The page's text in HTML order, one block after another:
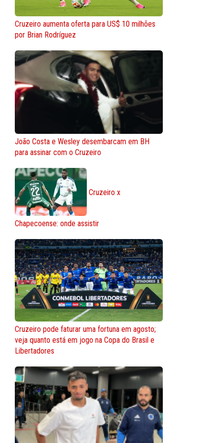
Cruzeiro aumenta oferta para US$ 10 milhões
por Brian Rodríguez
João Costa e Wesley desembarcam em BH
para assinar com o Cruzeiro
Cruzeiro x
Chapecoense: onde assistir
Cruzeiro pode faturar uma fortuna em agosto;
veja quanto está em jogo na Copa do Brasil e
Libertadores